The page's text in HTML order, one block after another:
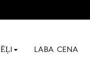
LABA CENA